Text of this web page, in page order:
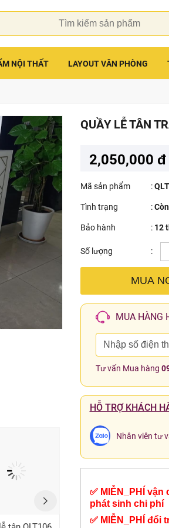
NỘI THẤT LAYOUT VĂN PHÒNG
QUẦY LỄ TÂN
2,050,000 đ
Mã sản phẩm :
Tình trạng :
Bảo hành : 12
Số lượng :
MUA
MUA HÀNG
Tư vấn Mua hàng
HỖ TRỢ KHÁCH
Nhân viên tư
✅ MIỄN_PHÍ
phát sinh chi phí
✅ MIỄN_PHÍ đổi